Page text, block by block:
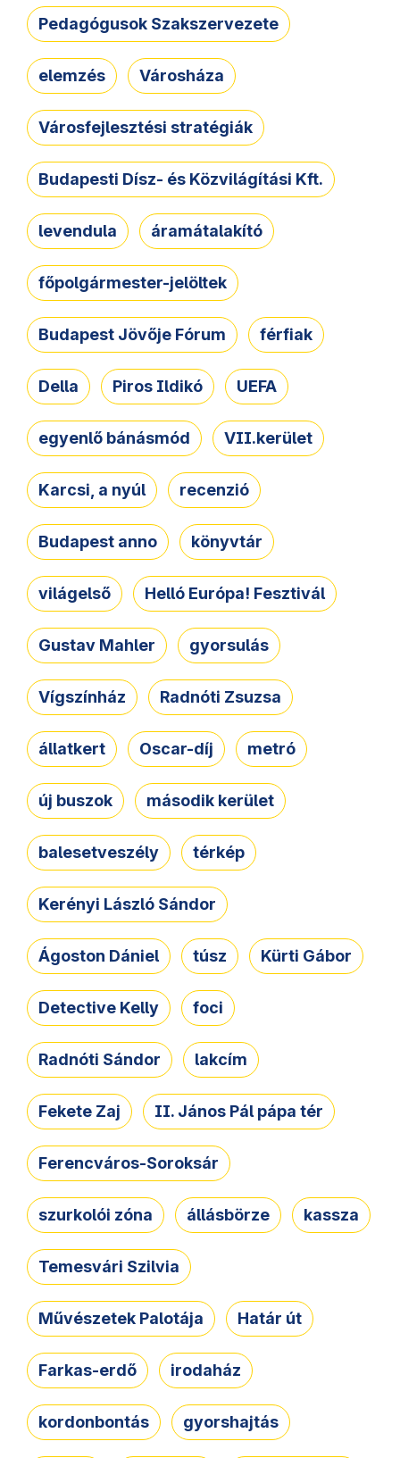
Pedagógusok Szakszervezete
elemzés Városháza
Városfejlesztési stratégiák
Budapesti Dísz- és Közvilágítási Kft.
levendula áramátalakító
főpolgármester-jelöltek
Budapest Jövője Fórum férfiak
Della Piros Ildikó UEFA
egyenlő bánásmód VII.kerület
Karcsi, a nyúl recenzió
Budapest anno könyvtár
világelső Helló Európa! Fesztivál
Gustav Mahler gyorsulás
Vígszínház Radnóti Zsuzsa
állatkert Oscar-díj metró
új buszok második kerület
balesetveszély térkép
Kerényi László Sándor
Ágoston Dániel túsz Kürti Gábor
Detective Kelly foci
Radnóti Sándor lakcím
Fekete Zaj II. János Pál pápa tér
Ferencváros-Soroksár
szurkolói zóna állásbörze kassza
Temesvári Szilvia
Művészetek Palotája Határ út
Farkas-erdő irodaház
kordonbontás gyorshajtás